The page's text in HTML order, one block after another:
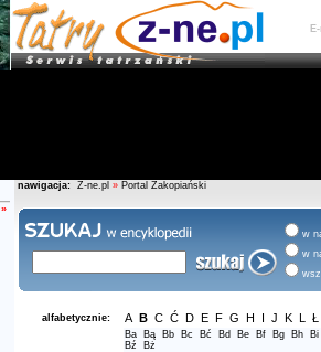
»
nawigacja: Z-ne.pl » Portal Zakopiański
w
w
alfabetycznie: A B C Ć D E F G H I J K L Ł
Ba Bą Bb Bc Bć Bd Be Bf Bg Bh Bi
Bź
Bż